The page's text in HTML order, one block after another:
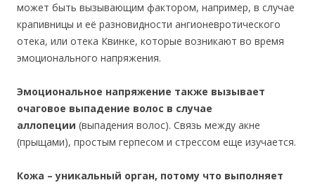
может быть вызывающим фактором, например, в случае
крапивницы и её разновидности ангионевротического
отека, или отека Квинке, которые возникают во время
эмоционального напряжения.
Эмоциональное напряжение также вызывает
очаговое выпадение волос в случае
аллопеции (выпадения волос). Связь между акне
(прыщами), простым герпесом и стрессом еще изучается.
Кожа – уникальный орган, потому что выполняет